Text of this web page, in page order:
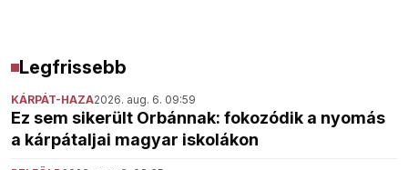
Legfrissebb
KÁRPÁT-HAZA2026. aug. 6. 09:59
Ez sem sikerült Orbánnak: fokozódik a nyomás
a kárpátaljai magyar iskolákon